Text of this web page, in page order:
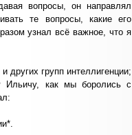
вопросы, он направлял
те вопросы, какие его
узнал всё важное, что я
других групп интеллигенции;
Ильичу, как мы боролись с